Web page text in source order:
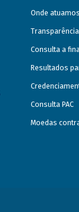
Onde atuamos
Transparência
Consulta a
Resultados
Consulta PAC
Moedas